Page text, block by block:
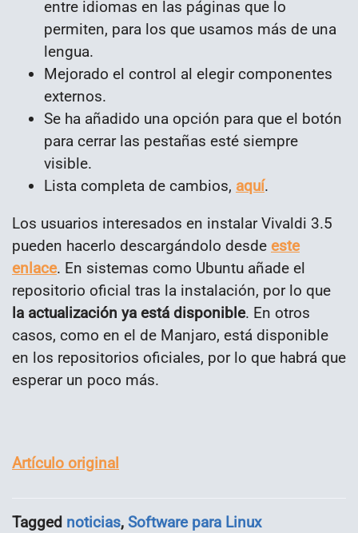
entre idiomas en las páginas que lo
permiten, para los que usamos más de una
lengua.
Mejorado el control al elegir componentes
externos.
Se ha añadido una opción para que el botón
para cerrar las pestañas esté siempre
visible.
Lista completa de cambios, aquí.
Los usuarios interesados en instalar Vivaldi 3.5
pueden hacerlo descargándolo desde este
enlace. En sistemas como Ubuntu añade el
repositorio oficial tras la instalación, por lo que
la actualización ya está disponible. En otros
casos, como en el de Manjaro, está disponible
en los repositorios oficiales, por lo que habrá que
esperar un poco más.
Artículo original
Tagged noticias, Software para Linux